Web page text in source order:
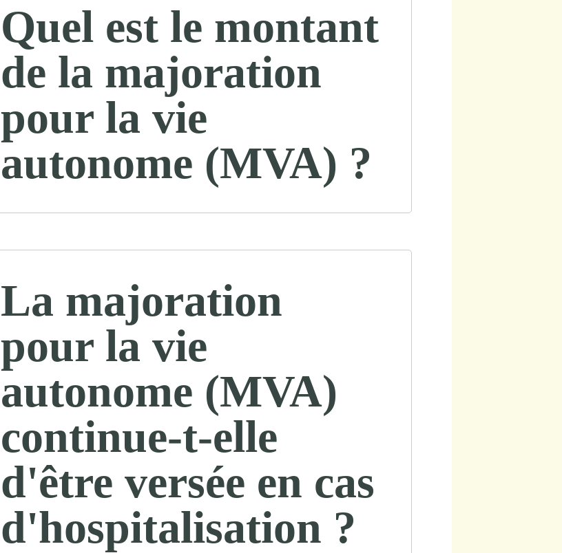
Quel est le montant
de la majoration
pour la vie
autonome (MVA) ?
La majoration
pour la vie
autonome (MVA)
continue-t-elle
d'être versée en cas
d'hospitalisation ?